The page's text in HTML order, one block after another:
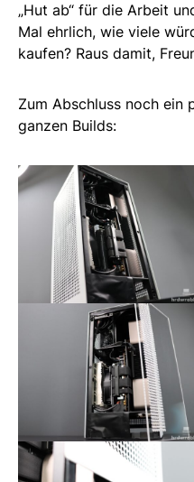
„Hut ab“ für die Arbeit
Mal ehrlich, wie viele
kaufen? Raus damit,
Zum Abschluss noch ein
ganzen Builds: